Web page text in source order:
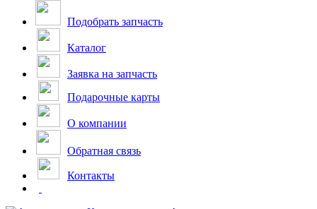
Подобрать запчасть
Каталог
Заявка на запчасть
Подарочные карты
О компании
Обратная связь
Контакты